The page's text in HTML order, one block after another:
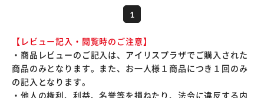
1
【レビュー記入・閲覧時のご注意】
・商品レビューのご記入は、アイリスプラザでご購入された
商品のみとなります。また、お一人様１商品につき１回のみ
の記入となります。
・他人の権利、利益、名誉等を損ねたり、法令に違反する内